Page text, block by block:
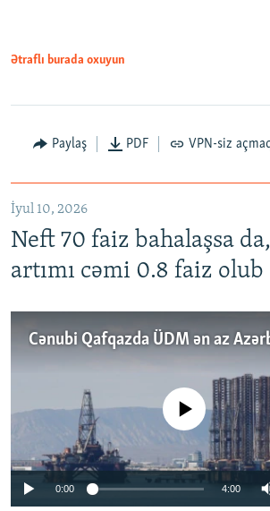
Ətraflı burada oxuyun
Paylaş PDF VPN-siz
İyul 10, 2026
Neft 70 faiz bahalaşsa
artımı cəmi 0.8 faiz olub
No media source currently
0:00 4:00